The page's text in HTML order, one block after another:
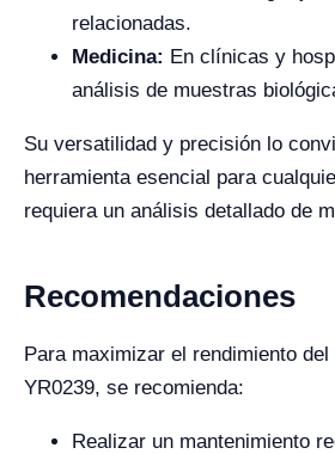
relacionadas.
Medicina: En clínicas y
análisis de muestras
Su versatilidad y precisión lo
herramienta esencial para
requiera un análisis detallado de
Recomendaciones
Para maximizar el rendimiento
YR0239, se recomienda:
Realizar un mantenimiento